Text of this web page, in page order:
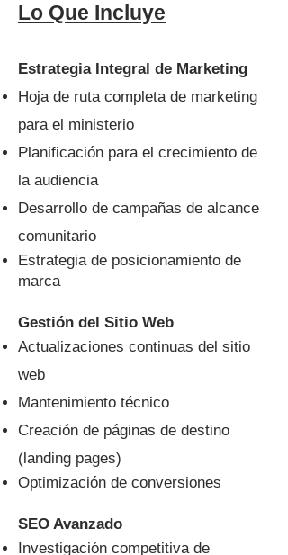
Lo Que Incluye
Estrategia Integral de Marketing
Hoja de ruta completa de marketing
para el ministerio
Planificación para el crecimiento de
la audiencia
Desarrollo de campañas de alcance
comunitario
Estrategia de posicionamiento de
marca
Gestión del Sitio Web
Actualizaciones continuas del sitio
web
Mantenimiento técnico
Creación de páginas de destino
(landing pages)
Optimización de conversiones
SEO Avanzado
Investigación competitiva de